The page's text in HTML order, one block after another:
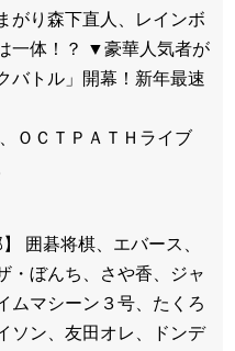
がり森下直人、レインボ
一体！？ ▼豪華人気者が
バトル」開幕！新年最速
ＯＣＴＰＡＴＨライブ
囲碁将棋、エバース、
・ぼんち、さや香、ジャ
ムマシーン３号、たくろ
ソン、友田オレ、ドンデ